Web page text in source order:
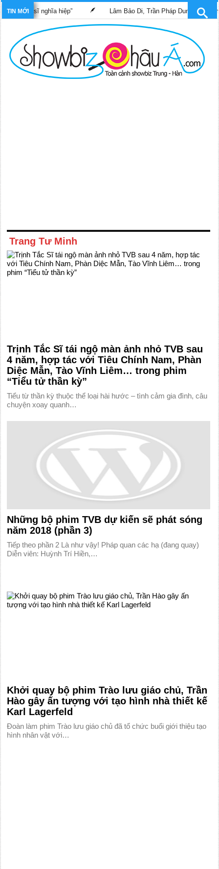
TIN MỚI
“Bác sĩ nghĩa hiệp” Lâm Bảo Di, Trần Pháp Dung tái ngộ
Trang Tư Minh
Trịnh Tắc Sĩ tái ngộ màn ảnh nhỏ TVB sau
4 năm, hợp tác với Tiêu Chính Nam, Phàn
Diệc Mẫn, Tào Vĩnh Liêm… trong phim
“Tiểu tử thần kỳ”
Tiểu từ thần kỳ thuộc thể loại hài hước – tình cảm gia đình, câu
chuyện xoay quanh…
Những bộ phim TVB dự kiến sẽ phát sóng
năm 2018 (phần 3)
Tiếp theo phần 2 Là như vậy! Pháp quan các hạ (đang quay)
Diễn viên: Huỳnh Trí Hiền,…
Khởi quay bộ phim Trào lưu giáo chủ, Trần
Hào gây ấn tượng với tạo hình nhà thiết kế
Karl Lagerfeld
Đoàn làm phim Trào lưu giáo chủ đã tổ chức buổi giới thiệu tạo
hình nhân vật với…